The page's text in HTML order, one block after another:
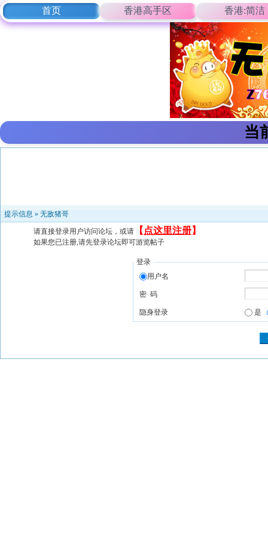
首页 香港高手区 香港:简洁
当
提示信息 » 无敌猪哥
请直接登录用户访问论坛，或请 【 点这里注册】
如果您已注册,请先登录论坛即可游览帖子
登录
用户名
密 码
隐身登录 是